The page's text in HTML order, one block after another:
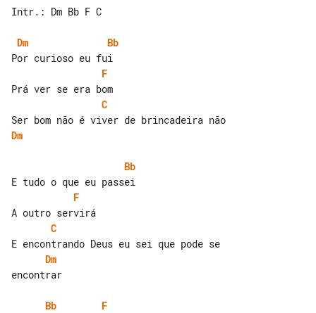
Intr.: Dm Bb F C
Dm
Bb
F
C
Dm
Bb
F
C
Dm
encontrar
Bb
F